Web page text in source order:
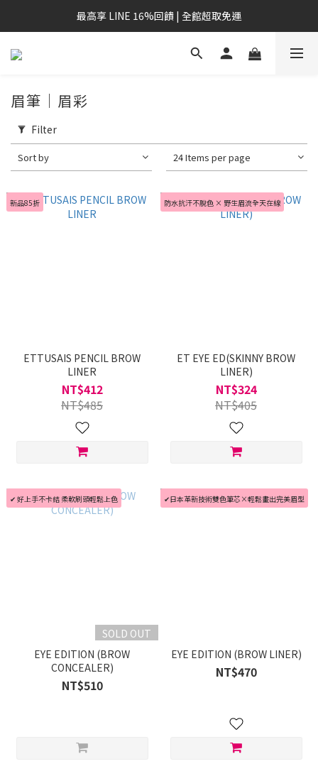
最高享 LINE 16%回饋 | 全館超取免運
眉筆｜眉彩
Filter
Sort by 24 Items per page
新品85折
ETTUSAIS PENCIL BROW
LINER
NT$412
NT$485
防水抗汗不脫色 × 野生眉流全天在線
ET EYE ED(SKINNY BROW
LINER)
NT$324
NT$405
✔ 好上手不卡結 柔軟刷頭輕鬆上色
SOLD OUT
EYE EDITION (BROW
CONCEALER)
NT$510
✔日本革新技術雙色筆芯×輕鬆畫出完美眉型
EYE EDITION (BROW LINER)
NT$470